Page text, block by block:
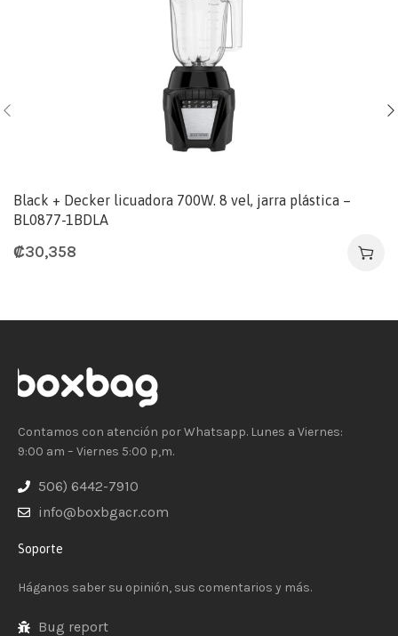
Black + Decker licuadora 700W. 8 vel, jarra plástica –
BL0877-1BDLA
₡30,358
Contamos con atención por Whatsapp. Lunes a Viernes:
9:00 am – Viernes 5:00 p,m.
506) 6442-7910
info@boxbgacr.com
Soporte
Háganos saber su opinión, sus comentarios y más.
Bug report